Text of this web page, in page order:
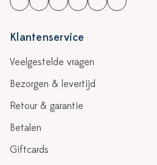
Klantenservice
Veelgestelde vragen
Bezorgen & levertijd
Retour & garantie
Betalen
Giftcards